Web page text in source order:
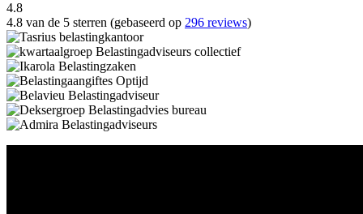
4.8
4.8 van de 5 sterren (gebaseerd op 296 reviews)